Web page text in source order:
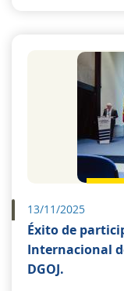
13/11/2025
Éxito de
Internacional
DGOJ.